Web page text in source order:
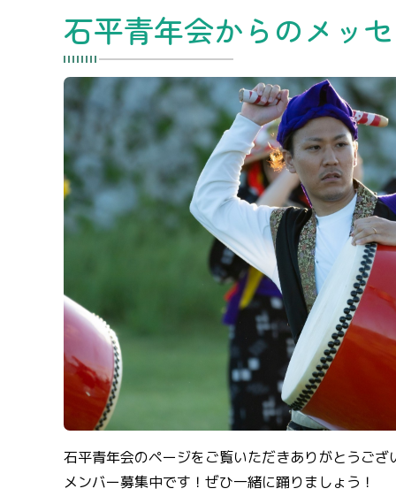
石平青年会からのメッ
石平青年会のページをご覧いただきありがとうござ
メンバー募集中です！ぜひ一緒に踊りましょう！